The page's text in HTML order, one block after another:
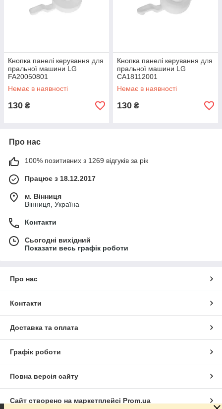
Кнопка панелі керування для
пральної машини LG
FA20050801
Немає в наявності
130 ₴
Кнопка панелі керування для
пральної машини LG
CA18112001
Немає в наявності
130 ₴
Про нас
100% позитивних з 1269 відгуків за рік
Працює з 18.12.2017
м. Вінниця
Вінниця, Україна
Контакти
Сьогодні вихідний
Показати весь графік роботи
Про нас
Контакти
Доставка та оплата
Графік роботи
Повна версія сайту
Сайт створено на маркетплейсі Prom.ua